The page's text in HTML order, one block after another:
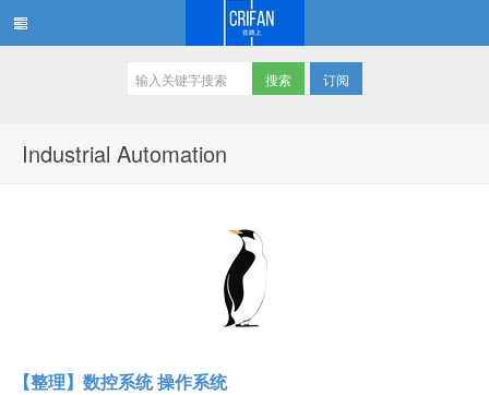
订阅
Industrial Automation
【整理】数控系统 操作系统